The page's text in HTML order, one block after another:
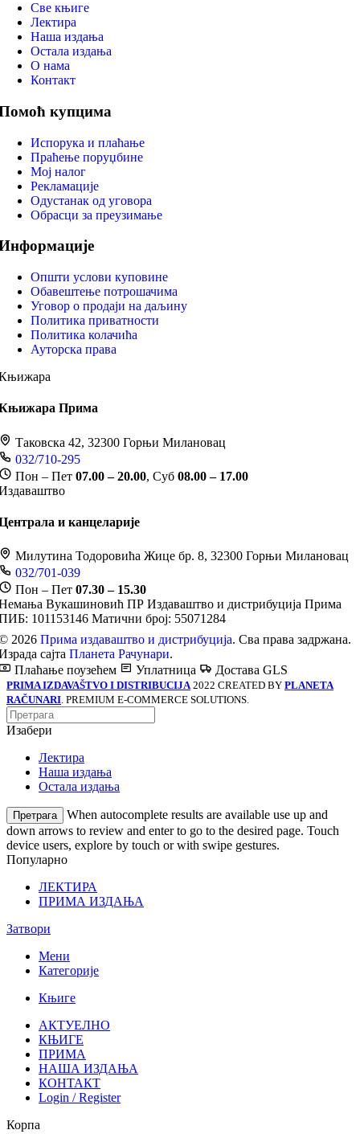
Све књиге
Лектира
Наша издања
Остала издања
О нама
Контакт
купцима
Испорука и плаћање
Праћење поруџбине
Мој налог
Рекламације
Одустанак од уговора
Обрасци за преузимање
Општи услови куповине
Обавештење потрошачима
Уговор о продаји на даљину
Политика приватности
Политика колачића
Ауторска права
Прима
Таковска 42, 32300 Горњи Милановац
032/710-295
Пон – Пет 07.00 – 20.00, Суб 08.00 – 17.00
и канцеларије
Милутина Тодоровића Жице бр. 8, 32300 Горњи Милановац
032/701-039
Пон – Пет 07.30 – 15.30
Вукашиновић ПР Издаваштво и дистрибуција Прима
101153146 Матични број: 55071284
2026 Прима издаваштво и дистрибуција. Сва права задржана.
сајта Планета Рачунари.
Плаћање поузећем
Уплатница Достава GLS
PRIMA IZDAVAŠTVO I DISTRIBUCIJA 2022 CREATED BY PLANETA
RAČUNARI. PREMIUM E-COMMERCE SOLUTIONS.
Изабери
Лектира
Наша издања
Остала издања
Претрага
When autocomplete results are available use up and
down arrows to review and enter to go to the desired page. Touch
device users, explore by touch or with swipe gestures.
Популарно
ЛЕКТИРА
ПРИМА ИЗДАЊА
Затвори
Мени
Категорије
Књиге
АКТУЕЛНО
КЊИГЕ
ПРИМА
НАША ИЗДАЊА
КОНТАКТ
Login / Register
Корпа